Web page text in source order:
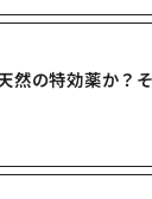
然の特効薬か？